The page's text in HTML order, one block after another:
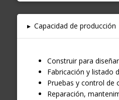
▸ Capacidad de producción
Construir para
Fabricación y listado
Pruebas y control de
Reparación,